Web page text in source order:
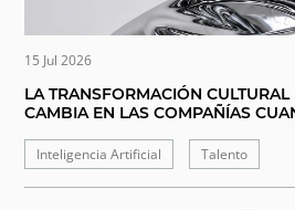
15 Jul 2026
LA TRANSFORMACIÓN
CAMBIA EN LAS COMPAÑÍAS
Inteligencia Artificial Talento